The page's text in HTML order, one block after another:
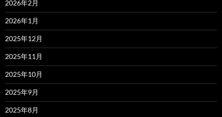
2026年2月
2026年1月
2025年12月
2025年11月
2025年10月
2025年9月
2025年8月